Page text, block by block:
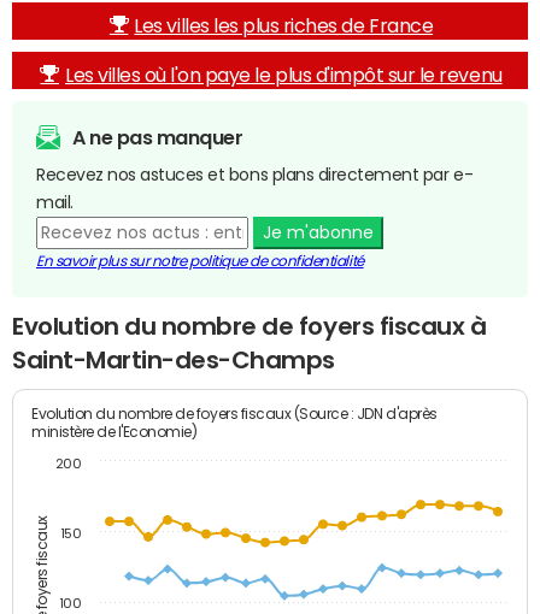
Les villes les plus riches de France
Les villes où l'on paye le plus d'impôt sur le revenu
A ne pas manquer
Recevez nos astuces et bons plans directement par e-
mail.
Je m'abonne
En savoir plus sur notre politique de confidentialité
Evolution du nombre de foyers fiscaux à
Saint-Martin-des-Champs
Evolution du nombre de foyers fiscaux (Source : JDN d'après
ministère de l'Economie)
100
150
200